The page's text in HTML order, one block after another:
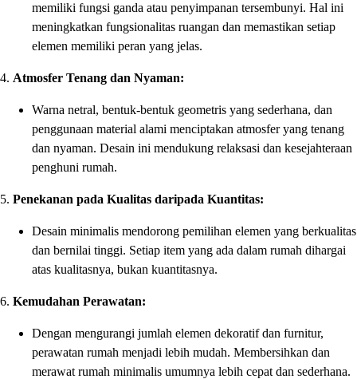
memiliki fungsi ganda atau penyimpanan tersembunyi. Hal ini
meningkatkan fungsionalitas ruangan dan memastikan setiap
elemen memiliki peran yang jelas.
4. Atmosfer Tenang dan Nyaman:
Warna netral, bentuk-bentuk geometris yang sederhana, dan
penggunaan material alami menciptakan atmosfer yang tenang
dan nyaman. Desain ini mendukung relaksasi dan kesejahteraan
penghuni rumah.
5. Penekanan pada Kualitas daripada Kuantitas:
Desain minimalis mendorong pemilihan elemen yang berkualitas
dan bernilai tinggi. Setiap item yang ada dalam rumah dihargai
atas kualitasnya, bukan kuantitasnya.
6. Kemudahan Perawatan:
Dengan mengurangi jumlah elemen dekoratif dan furnitur,
perawatan rumah menjadi lebih mudah. Membersihkan dan
merawat rumah minimalis umumnya lebih cepat dan sederhana.